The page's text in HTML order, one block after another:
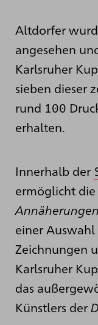
Altdorfer
angesehen
Karlsruher
sieben dieser
rund 100
erhalten.
Innerhalb der
ermöglicht
einer
Zeichnungen
Karlsruher
das
Künstlers der